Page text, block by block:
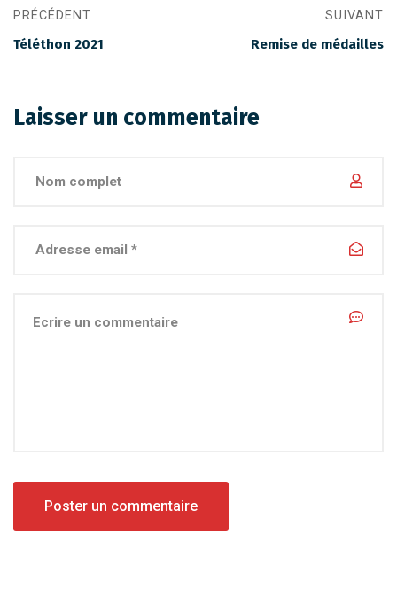
PRÉCÉDENT
Téléthon 2021
SUIVANT
Remise de médailles
Laisser un commentaire